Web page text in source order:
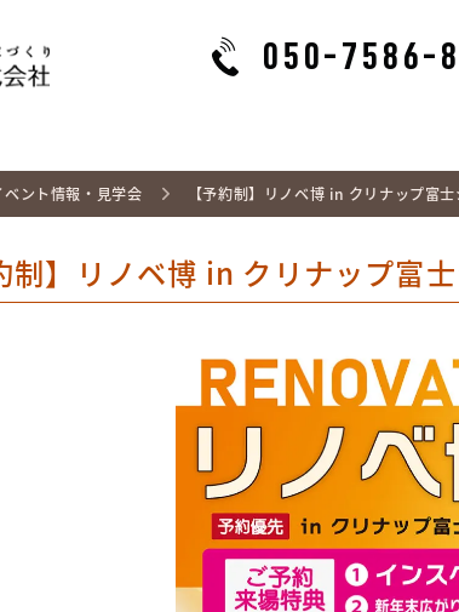
050-7586-
ベント情報・見学会 【予約制】リノベ博 in クリナップ富
制】リノベ博 in クリナップ富